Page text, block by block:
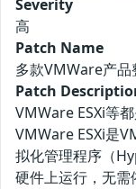
Severity
高
Patch Name
多款VMWare产
Patch
VMWare ESXi等
VMWare ESXi‌是
拟化管理程序（
硬件上运行，无